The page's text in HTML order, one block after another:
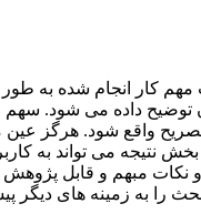
مهم کار انجام شده به
توضیح داده می شود. سهم
واقع شود. هرگز
نتیجه می تواند به
نکات مبهم و قابل پژوهش
به زمینه های دیگر